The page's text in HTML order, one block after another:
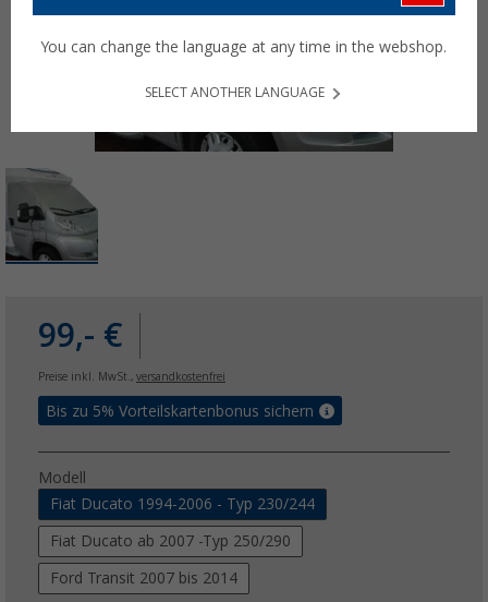
99,- €
Preise inkl. MwSt., versandkostenfrei
Bis zu 5% Vorteilskartenbonus sichern
Modell
Fiat Ducato 1994-2006 - Typ 230/244
Fiat Ducato ab 2007 -Typ 250/290
Ford Transit 2007 bis 2014
You can change the language at any time in the webshop.
SELECT ANOTHER LANGUAGE